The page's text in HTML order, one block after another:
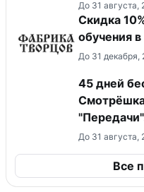
До 31 августа,
Скидка
обучения
До 31 декабря,
45 дней
До 31 августа,
Все